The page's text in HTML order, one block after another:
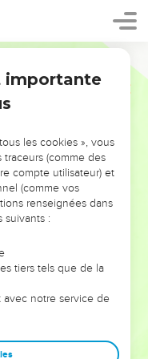
!
VOUS ÉVITER LES
les doutes, les erreurs
alors même que ce
et responsables
afin que leurs erreurs
importante
les cookies », vous
(comme des
compte utilisateur) et
(comme vos
renseignées dans
suivants :
tiers tels que de la
notre service de